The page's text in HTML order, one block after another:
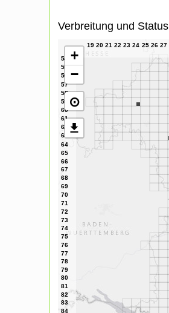
Verbreitung und Status
+
−
⊙